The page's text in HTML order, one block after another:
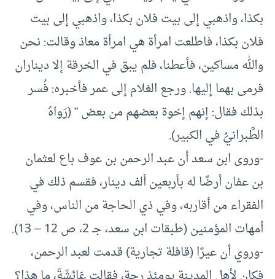
بكذا، واذهبي إلى بيت فلان بكذا، واذهبي إلى بيت
فلان بكذا، فاطلعت امرأة هي امرأة معاذ وقالت: نحن
والله مساكين، فأعطنا، فلم يبق في الخرقة إلا ديناران
فرمى بهما إليها. ورجع الغلام إلى عمر فأخبره: فُسر
بذلك فقال: إنهم إخوة بعضهم من بعض ” (رَواهُ
الطَّبرانيُّ في الكبير).
-وروى ابن سعد أن عبد الرحمن بن عوف باع لعثمان
بن عفان أرضًا له بأربعين ألف دينار، فقسم ذلك في
الفقراء من أقاربه، وفي ذي الحاجة من الناس، وفي
أمهات المؤمنين (طبقات ابن سعد، جـ 2، ص 12 – 13).
-وروي أن عيرًا (قافلة تجارية) قدمت لعبد الرحمن،